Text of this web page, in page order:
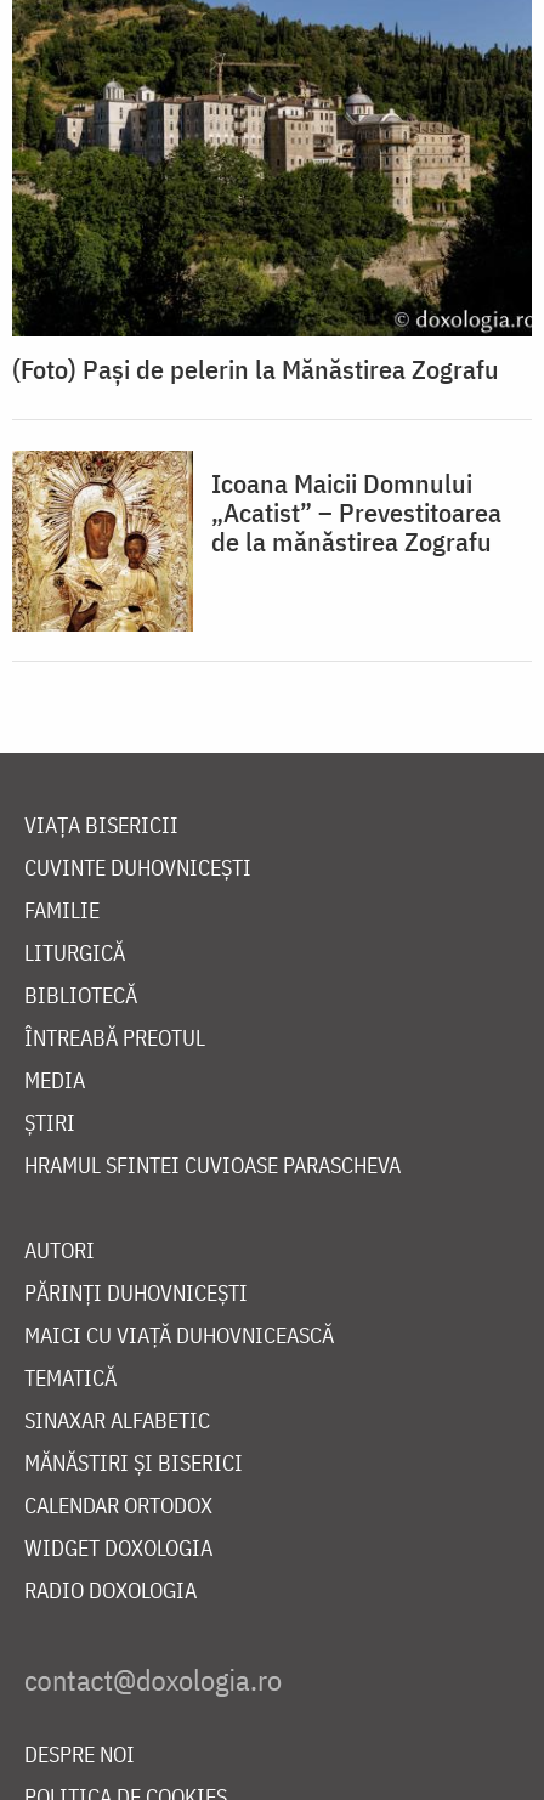
(Foto) Pași de pelerin la Mănăstirea Zografu
Icoana Maicii Domnului
„Acatist” – Prevestitoarea
de la mănăstirea Zografu
VIAȚA BISERICII
CUVINTE DUHOVNICEȘTI
FAMILIE
LITURGICĂ
BIBLIOTECĂ
ÎNTREABĂ PREOTUL
MEDIA
ȘTIRI
HRAMUL SFINTEI CUVIOASE PARASCHEVA
AUTORI
PĂRINȚI DUHOVNICEȘTI
MAICI CU VIAȚĂ DUHOVNICEASCĂ
TEMATICĂ
SINAXAR ALFABETIC
MĂNĂSTIRI ȘI BISERICI
CALENDAR ORTODOX
WIDGET DOXOLOGIA
RADIO DOXOLOGIA
DESPRE NOI